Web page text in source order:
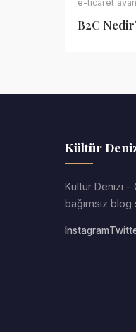
e-ticaret
B2C
Kültür
Kültür Denizi -
bağımsız blog
Instagram